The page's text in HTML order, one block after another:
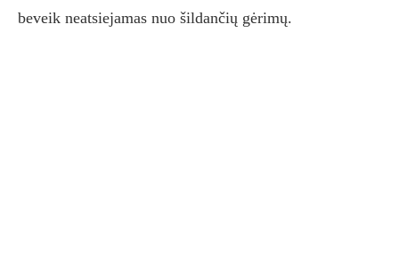
beveik neatsiejamas nuo šildančių gėrimų.